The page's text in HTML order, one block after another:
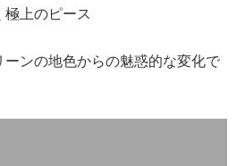
極上のピース
ーンの地色からの魅惑的な変化で